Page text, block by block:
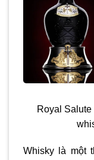
Royal
Whisky là một